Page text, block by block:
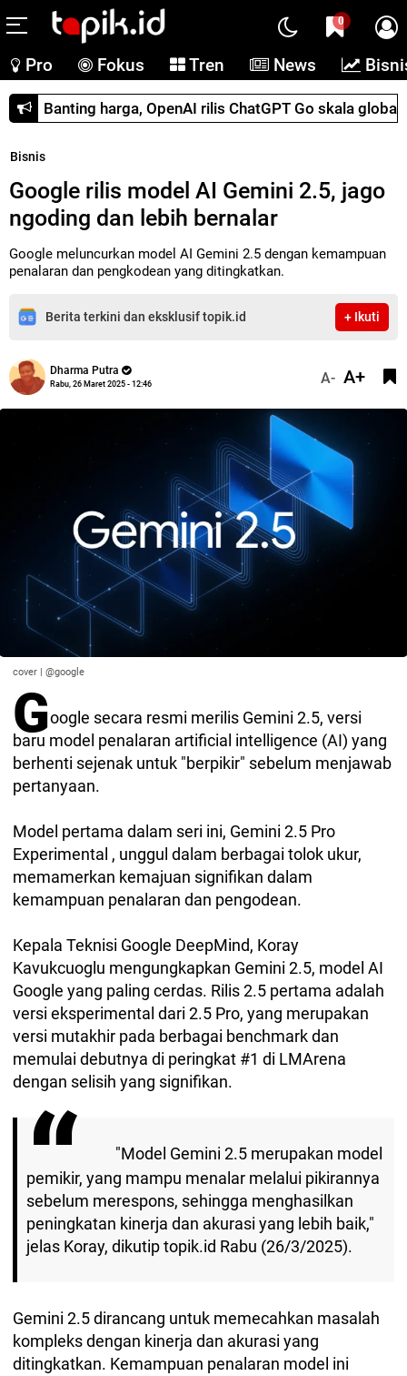
0
Pro Fokus Tren News
Banting harga, OpenAI rilis ChatGPT Go skala global
Bisnis
Google rilis model AI Gemini 2.5, jago
ngoding dan lebih bernalar
Google meluncurkan model AI Gemini 2.5 dengan kemampuan
penalaran dan pengkodean yang ditingkatkan.
Berita terkini dan eksklusif topik.id + Ikuti
Dharma Putra
Rabu, 26 Maret 2025 - 12:46 A- A+
cover | @google
Google secara resmi merilis Gemini 2.5, versi
baru model penalaran artificial intelligence (AI) yang
berhenti sejenak untuk "berpikir" sebelum menjawab
pertanyaan.
Model pertama dalam seri ini, Gemini 2.5 Pro
Experimental , unggul dalam berbagai tolok ukur,
memamerkan kemajuan signifikan dalam
kemampuan penalaran dan pengodean.
Kepala Teknisi Google DeepMind, Koray
Kavukcuoglu mengungkapkan Gemini 2.5, model AI
Google yang paling cerdas. Rilis 2.5 pertama adalah
versi eksperimental dari 2.5 Pro, yang merupakan
versi mutakhir pada berbagai benchmark dan
memulai debutnya di peringkat #1 di LMArena
dengan selisih yang signifikan.
"Model Gemini 2.5 merupakan model
pemikir, yang mampu menalar melalui pikirannya
sebelum merespons, sehingga menghasilkan
peningkatan kinerja dan akurasi yang lebih baik,"
jelas Koray, dikutip topik.id Rabu (26/3/2025).
Gemini 2.5 dirancang untuk memecahkan masalah
kompleks dengan kinerja dan akurasi yang
ditingkatkan. Kemampuan penalaran model ini